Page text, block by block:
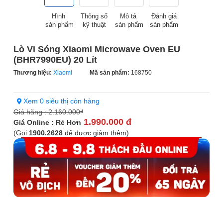
Hình
sản phẩm
Thông số
kỹ thuật
Mô tả
sản phẩm
Đánh giá
sản phẩm
Lò Vi Sóng Xiaomi Microwave Oven EU
(BHR7990EU) 20 Lít
Thương hiệu: Xiaomi Mã sản phẩm: 168750
Xem 0 siêu thị còn hàng
Giá hãng :2.160.000đ
Giá Online : Rẻ Hơn 1.990.000 đ
(Gọi 1900.2628 để được giảm thêm)